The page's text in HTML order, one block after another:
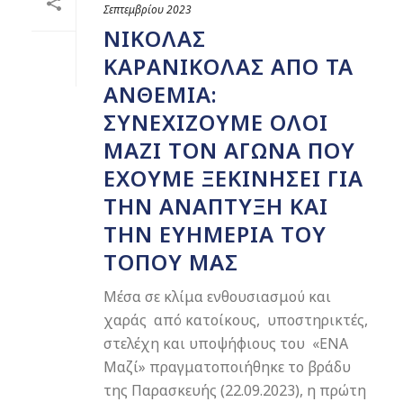
Σεπτεμβρίου 2023
ΝΙΚΌΛΑΣ
ΚΑΡΑΝΙΚΌΛΑΣ ΑΠΌ ΤΑ
ΑΝΘΈΜΙΑ:
ΣΥΝΕΧΊΖΟΥΜΕ ΌΛΟΙ
ΜΑΖΊ ΤΟΝ ΑΓΏΝΑ ΠΟΥ
ΈΧΟΥΜΕ ΞΕΚΙΝΉΣΕΙ ΓΙΑ
ΤΗΝ ΑΝΆΠΤΥΞΗ ΚΑΙ
ΤΗΝ ΕΥΗΜΕΡΊΑ ΤΟΥ
ΤΌΠΟΥ ΜΑΣ
Μέσα σε κλίμα ενθουσιασμού και
χαράς από κατοίκους, υποστηρικτές,
στελέχη και υποψήφιους του «ΕΝΑ
Μαζί» πραγματοποιήθηκε το βράδυ
της Παρασκευής (22.09.2023), η πρώτη